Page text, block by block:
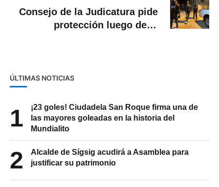
Consejo de la Judicatura pide
protección luego de la
ÚLTIMAS NOTICIAS
1
¡23 goles! Ciudadela San Roque firma una de
las mayores goleadas en la historia del
Mundialito
2
Alcalde de Sígsig acudirá a Asamblea para
justificar su patrimonio